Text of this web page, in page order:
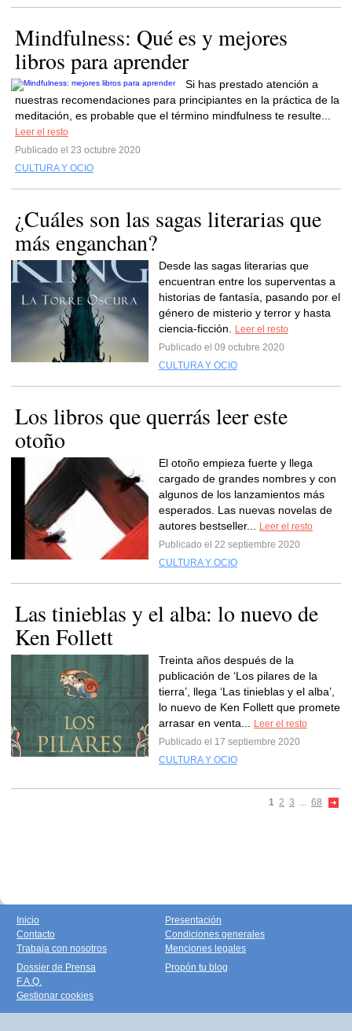
Mindfulness: Qué es y mejores
libros para aprender
Si has prestado atención a
nuestras recomendaciones para principiantes en la práctica de la
meditación, es probable que el término mindfulness te resulte...
Leer el resto
Publicado el 23 octubre 2020
CULTURA Y OCIO
¿Cuáles son las sagas literarias que
más enganchan?
Desde las sagas literarias que
encuentran entre los superventas a
historias de fantasía, pasando por el
género de misterio y terror y hasta
ciencia-ficción.
Leer el resto
Publicado el 09 octubre 2020
CULTURA Y OCIO
Los libros que querrás leer este
otoño
El otoño empieza fuerte y llega
cargado de grandes nombres y con
algunos de los lanzamientos más
esperados. Las nuevas novelas de
autores bestseller...
Leer el resto
Publicado el 22 septiembre 2020
CULTURA Y OCIO
Las tinieblas y el alba: lo nuevo de
Ken Follett
Treinta años después de la
publicación de ‘Los pilares de la
tierra’, llega ‘Las tinieblas y el alba’,
lo nuevo de Ken Follett que promete
arrasar en venta...
Leer el resto
Publicado el 17 septiembre 2020
CULTURA Y OCIO
1 2 3 ... 68
Inicio
Contacto
Trabaja con nosotros
Presentación
Condiciones generales
Menciones legales
Dossier de Prensa
F.A.Q.
Gestionar cookies
Propón tu blog